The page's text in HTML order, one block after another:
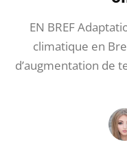
EN BREF
climatique en
d’augmentation de